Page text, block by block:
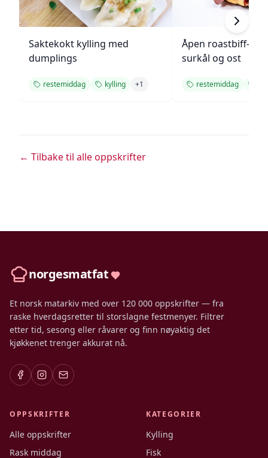
Saktekokt kylling med
dumplings
restemiddag kylling +1
Åpen roastbiff-
surkål og ost
restemiddag
← Tilbake til alle oppskrifter
norgesmatfat
Et norsk matarkiv med over 120 000 oppskrifter — fra
raske hverdagsretter til storslagne festmenyer. Filtrer
etter tid, sesong eller råvarer og finn nøyaktig det
kjøkkenet trenger akkurat nå.
OPPSKRIFTER
Alle oppskrifter
Rask middag
KATEGORIER
Kylling
Fisk